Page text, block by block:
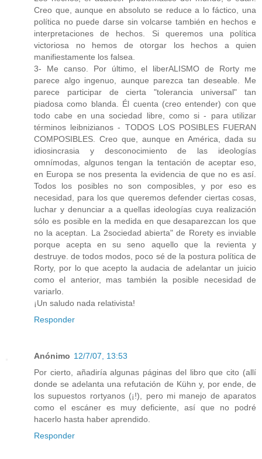
Creo que, aunque en absoluto se reduce a lo fáctico, una
política no puede darse sin volcarse también en hechos e
interpretaciones de hechos. Si queremos una política
victoriosa no hemos de otorgar los hechos a quien
manifiestamente los falsea.
3- Me canso. Por último, el liberALISMO de Rorty me
parece algo ingenuo, aunque parezca tan deseable. Me
parece participar de cierta "tolerancia universal" tan
piadosa como blanda. Él cuenta (creo entender) con que
todo cabe en una sociedad libre, como si - para utilizar
términos leibnizianos - TODOS LOS POSIBLES FUERAN
COMPOSIBLES. Creo que, aunque en América, dada su
idiosincrasia y desconocimiento de las ideologías
omnímodas, algunos tengan la tentación de aceptar eso,
en Europa se nos presenta la evidencia de que no es así.
Todos los posibles no son composibles, y por eso es
necesidad, para los que queremos defender ciertas cosas,
luchar y denunciar a a quellas ideologías cuya realización
sólo es posible en la medida en que desaparezcan los que
no la aceptan. La 2sociedad abierta" de Rorety es inviable
porque acepta en su seno aquello que la revienta y
destruye. de todos modos, poco sé de la postura política de
Rorty, por lo que acepto la audacia de adelantar un juicio
como el anterior, mas también la posible necesidad de
variarlo.
¡Un saludo nada relativista!
Responder
Anónimo 12/7/07, 13:53
Por cierto, añadiría algunas páginas del libro que cito (allí
donde se adelanta una refutación de Kühn y, por ende, de
los supuestos rortyanos (¡!), pero mi manejo de aparatos
como el escáner es muy deficiente, así que no podré
hacerlo hasta haber aprendido.
Responder